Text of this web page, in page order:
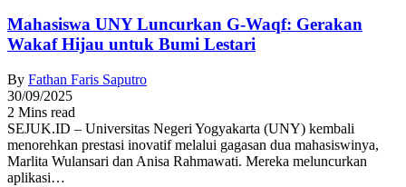
Mahasiswa UNY Luncurkan G-Waqf: Gerakan
Wakaf Hijau untuk Bumi Lestari
By Fathan Faris Saputro
30/09/2025
2 Mins read
SEJUK.ID – Universitas Negeri Yogyakarta (UNY) kembali
menorehkan prestasi inovatif melalui gagasan dua mahasiswinya,
Marlita Wulansari dan Anisa Rahmawati. Mereka meluncurkan
aplikasi…